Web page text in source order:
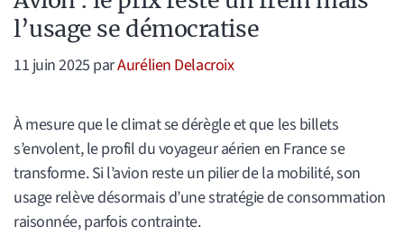
l’usage se démocratise
11 juin 2025 parAurélien Delacroix
À mesure que le climat se dérègle et que les billets
s’envolent, le profil du voyageur aérien en France se
transforme. Si l’avion reste un pilier de la mobilité, son
usage relève désormais d’une stratégie de consommation
raisonnée, parfois contrainte.